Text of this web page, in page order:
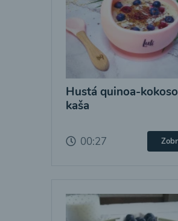
Hustá quinoa-
kaša
00:27